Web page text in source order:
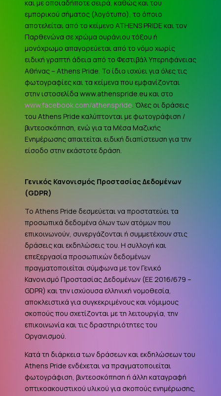
και με οποιαδήποτε σειρά, καθώς και του
εμπορικού σήματος (λογότυπο), το όποιο
αποτελείται από το κείμενο ATHENS PRIDE και τον
Παρθενώνα σε χρώμα ουράνιου τόξου ή
μονόχρωμο απαγορεύεται από το νόμο χωρίς
ειδική γραπτή άδεια από το Φεστιβάλ Υπερηφάνειας
Αθήνας – Athens Pride. Το ίδιο ισχύει για όλες τις
φωτογραφίες και τα κείμενα που εμφανίζονται
στην ιστοσελίδα www.athenspride.eu και στο
www.facebook.com/athenspride. Όλες οι δράσεις
του Athens Pride καλύπτονται με φωτογράφιση /
βιντεοσκόπηση, ενώ για τα Μέσα Μαζικής
Ενημέρωσης απαιτείται ειδική διαπίστευση για την
είσοδο στην εκάστοτε δράση.
Γενικός Κανονισμός Προστασίας Δεδομένων
(GDPR)
Το Athens Pride δεσμεύεται να προστατεύει τα
προσωπικά δεδομένα όλων των ατόμων που
επικοινωνούν, συνεργάζονται ή συμμετέχουν στις
δράσεις και εκδηλώσεις του. Η συλλογή και
επεξεργασία προσωπικών δεδομένων
πραγματοποιείται σύμφωνα με τον Γενικό
Κανονισμό Προστασίας Δεδομένων (ΕΕ 2016/679 –
GDPR) και την ισχύουσα ελληνική νομοθεσία,
αποκλειστικά για συγκεκριμένους και νόμιμους
σκοπούς που σχετίζονται με τη λειτουργία, την
επικοινωνία και τις δραστηριότητες του
Οργανισμού.
Κατά τη διάρκεια των δράσεων και εκδηλώσεων του
Athens Pride ενδέχεται να πραγματοποιείται
φωτογράφιση, βιντεοσκόπηση ή άλλη καταγραφή
οπτικοακουστικού υλικού για σκοπούς ενημέρωσης,